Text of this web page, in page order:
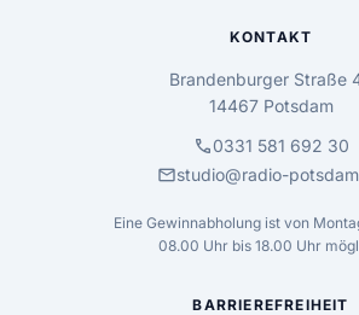
KONTAKT
Brandenburger Straße
14467 Potsdam
call0331 581 692 30
mailstudio@radio-
Eine Gewinnabholung ist von
08.00 Uhr bis 18.00 Uhr
BARRIEREFREIHEIT